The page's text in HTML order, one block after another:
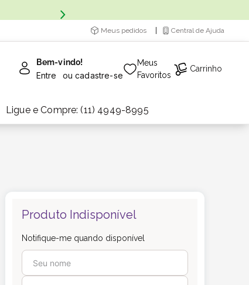
Meus pedidos Central de Ajuda
Bem-vindo!
Entre ou cadastre-se
Meus
Favoritos
Carrinho
Ligue e Compre: (11) 4949-8995
Produto Indisponível
Notifique-me quando disponível